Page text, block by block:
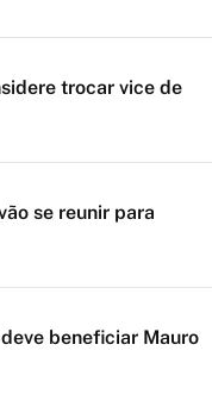
trocar vice de
se reunir para
beneficiar Mauro